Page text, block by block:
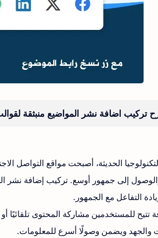
تركيب اضافة نشر المواضيع منبثقة
الحديثة، أصبحت مواقع التواصل
إلى جمهور أوسع. تركيب إضافة نشر
التفاعل مع الجمهور.
تتيح للمستخدمين مشاركة المحتوى تلقائيًا
والجهد ويضمن وصولًا أسرع للمعلومات.